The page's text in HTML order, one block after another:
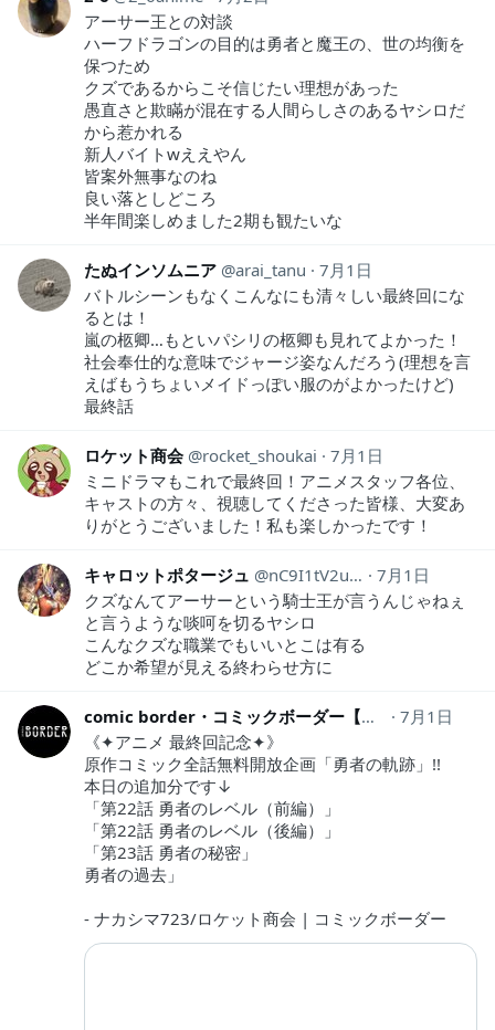
アーサー王との対談
ハーフドラゴンの目的は勇者と魔王の、世の均衡を
保つため
クズであるからこそ信じたい理想があった
愚直さと欺瞞が混在する人間らしさのあるヤシロだ
から惹かれる
新人バイトwええやん
皆案外無事なのね
良い落としどころ
半年間楽しめました2期も観たいな
たぬインソムニア arai_tanu
7月1日
バトルシーンもなくこんなにも清々しい最終回にな
るとは！
嵐の柩卿…もといパシリの柩卿も見れてよかった！
社会奉仕的な意味でジャージ姿なんだろう(理想を言
えばもうちょいメイドっぽい服のがよかったけど)
最終話
ロケット商会 rocket_shoukai
7月1日
ミニドラマもこれで最終回！アニメスタッフ各位、
キャストの方々、視聴してくださった皆様、大変あ
りがとうございました！私も楽しかったです！
キャロットポタージュ nC9I1tV2u5k8K4q
7月1日
クズなんてアーサーという騎士王が言うんじゃねぇ
と言うような啖呵を切るヤシロ
こんなクズな職業でもいいとこは有る
どこか希望が見える終わらせ方に
comic border・コミックボーダー【公式】
7月1日
《✦アニメ 最終回記念✦》
原作コミック全話無料開放企画「勇者の軌跡」!!
本日の追加分です↓
「第22話 勇者のレベル（前編）」
「第22話 勇者のレベル（後編）」
「第23話 勇者の秘密」
勇者の過去」
- ナカシマ723/ロケット商会 | コミックボーダー